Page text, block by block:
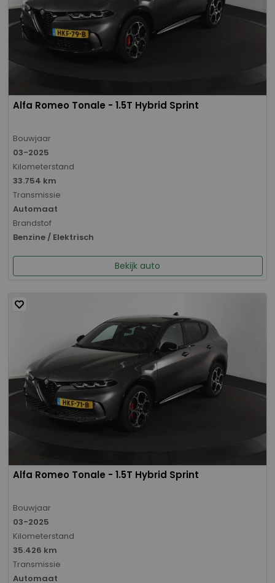
Alfa Romeo Tonale - 1.5T Hybrid Sprint
Bouwjaar
03-2025
Kilometerstand
33.754 km
Transmissie
Automaat
Brandstof
Benzine / Elektrisch
Bekijk auto
Alfa Romeo Tonale - 1.5T Hybrid Sprint
Bouwjaar
03-2025
Kilometerstand
35.426 km
Transmissie
Automaat